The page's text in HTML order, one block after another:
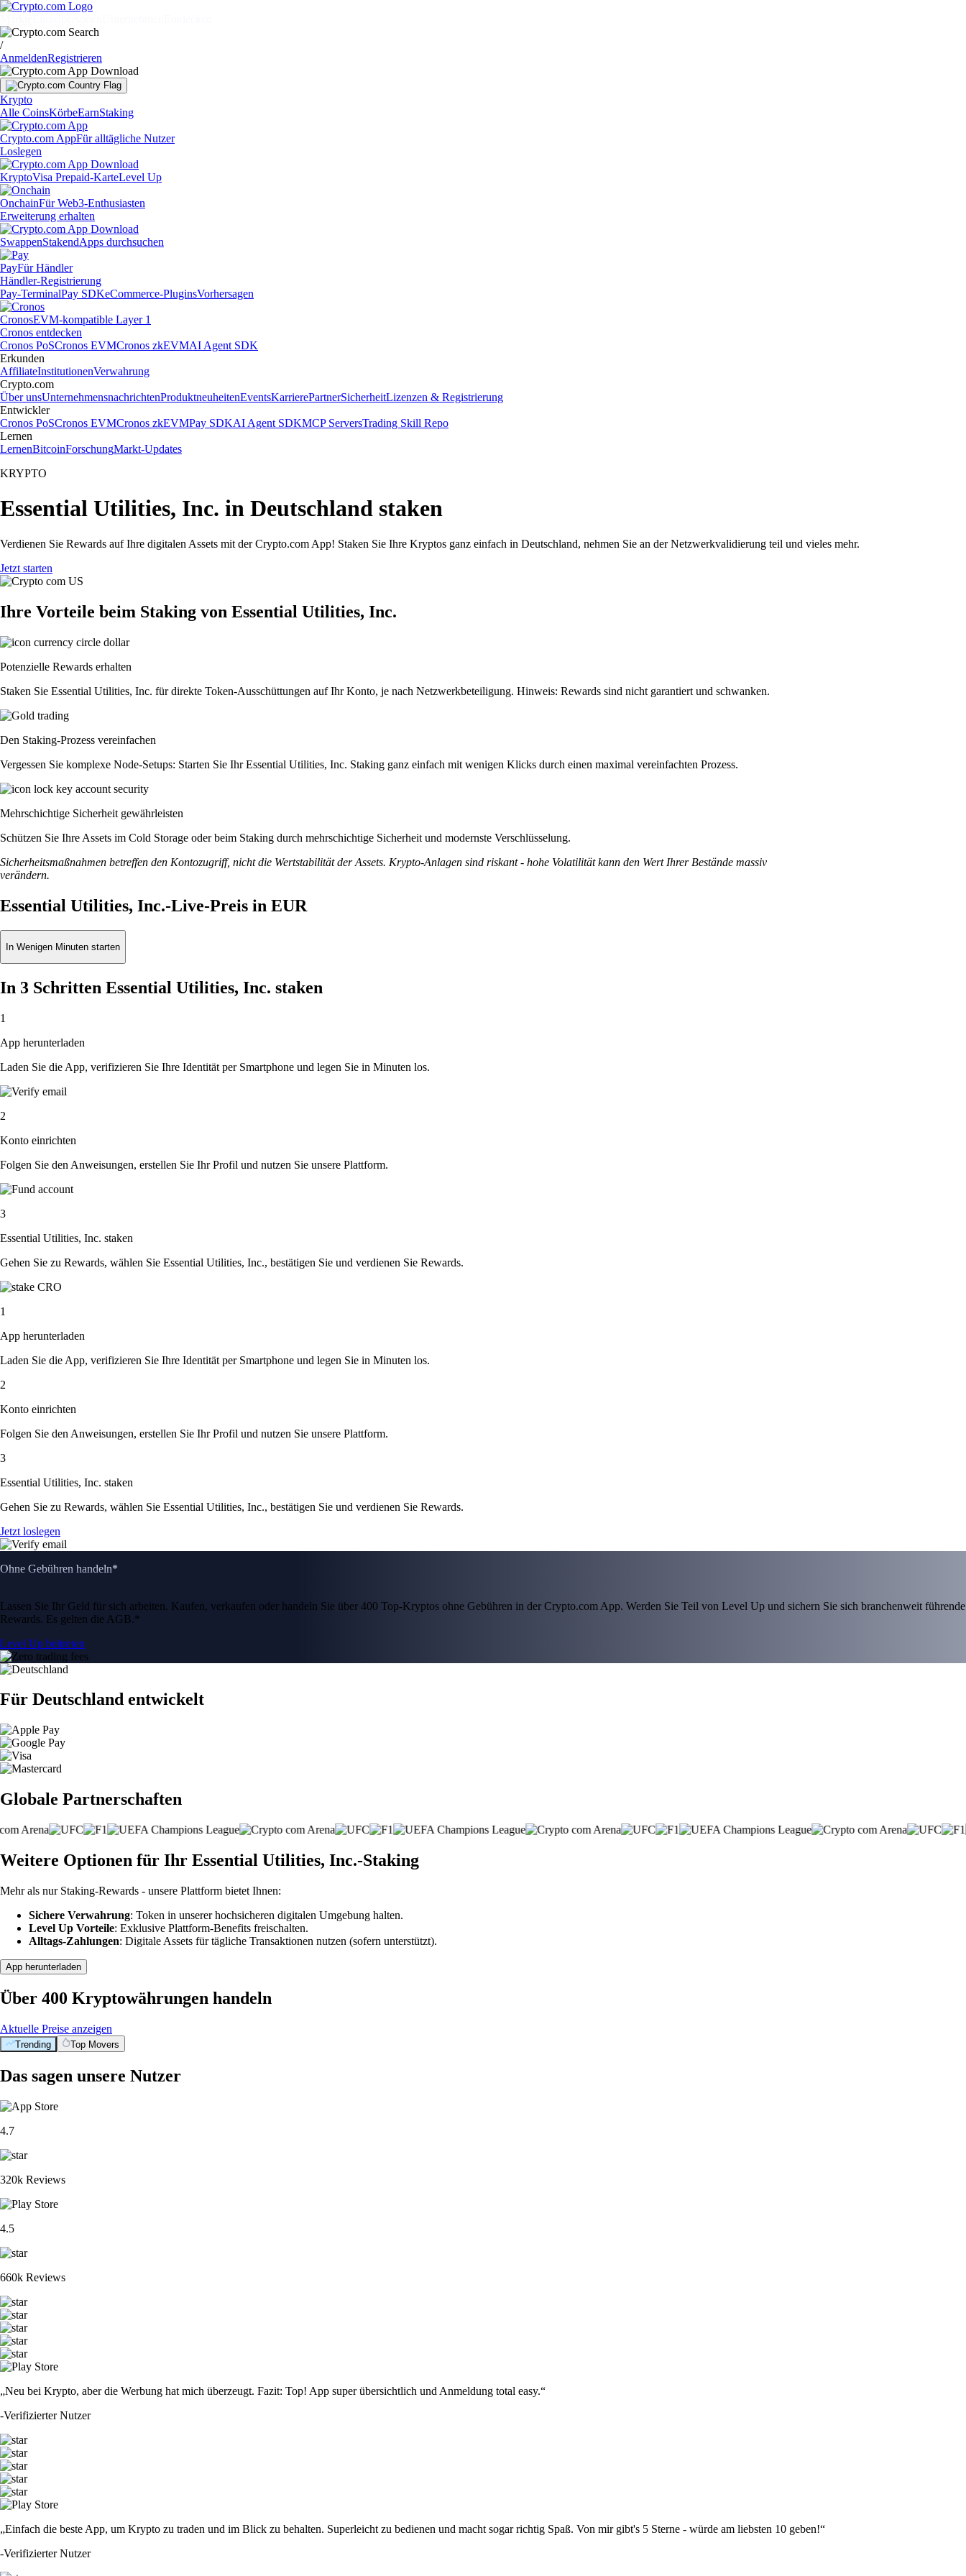
/
AnmeldenRegistrieren
Krypto
Alle CoinsKörbeEarnStaking
Crypto.com AppFür alltägliche Nutzer
Loslegen
KryptoVisa Prepaid-KarteLevel Up
OnchainFür Web3-Enthusiasten
Erweiterung erhalten
SwappenStakendApps durchsuchen
PayFür Händler
Händler-Registrierung
Pay-TerminalPay SDKeCommerce-PluginsVorhersagen
CronosEVM-kompatible Layer 1
Cronos entdecken
Cronos PoSCronos EVMCronos zkEVMAI Agent SDK
Erkunden
AffiliateInstitutionenVerwahrung
Crypto.com
Über unsUnternehmensnachrichtenProduktneuheitenEventsKarrierePartnerSicherheitLizenzen & Registrierung
Entwickler
Cronos PoSCronos EVMCronos zkEVMPay SDKAI Agent SDKMCP ServersTrading Skill Repo
Lernen
LernenBitcoinForschungMarkt-Updates
KRYPTO
Essential Utilities, Inc. in Deutschland staken
Verdienen Sie Rewards auf Ihre digitalen Assets mit der Crypto.com App! Staken Sie Ihre Kryptos ganz einfach in Deutschland, nehmen Sie an der Netzwerkvalidierung teil und vieles mehr.
Jetzt starten
Ihre Vorteile beim Staking von Essential Utilities, Inc.
Potenzielle Rewards erhalten
Staken Sie Essential Utilities, Inc. für direkte Token-Ausschüttungen auf Ihr Konto, je nach Netzwerkbeteiligung. Hinweis: Rewards sind nicht garantiert und schwanken.
Den Staking-Prozess vereinfachen
Vergessen Sie komplexe Node-Setups: Starten Sie Ihr Essential Utilities, Inc. Staking ganz einfach mit wenigen Klicks durch einen maximal vereinfachten Prozess.
Mehrschichtige Sicherheit gewährleisten
Schützen Sie Ihre Assets im Cold Storage oder beim Staking durch mehrschichtige Sicherheit und modernste Verschlüsselung.
Sicherheitsmaßnahmen betreffen den Kontozugriff, nicht die Wertstabilität der Assets. Krypto-Anlagen sind riskant - hohe Volatilität kann den Wert Ihrer Bestände massiv
verändern.
Essential Utilities, Inc.-Live-Preis in EUR
In Wenigen Minuten starten
In 3 Schritten Essential Utilities, Inc. staken
1
App herunterladen
Laden Sie die App, verifizieren Sie Ihre Identität per Smartphone und legen Sie in Minuten los.
2
Konto einrichten
Folgen Sie den Anweisungen, erstellen Sie Ihr Profil und nutzen Sie unsere Plattform.
3
Essential Utilities, Inc. staken
Gehen Sie zu Rewards, wählen Sie Essential Utilities, Inc., bestätigen Sie und verdienen Sie Rewards.
1
App herunterladen
Laden Sie die App, verifizieren Sie Ihre Identität per Smartphone und legen Sie in Minuten los.
2
Konto einrichten
Folgen Sie den Anweisungen, erstellen Sie Ihr Profil und nutzen Sie unsere Plattform.
3
Essential Utilities, Inc. staken
Gehen Sie zu Rewards, wählen Sie Essential Utilities, Inc., bestätigen Sie und verdienen Sie Rewards.
Jetzt loslegen
Ohne Gebühren handeln*
Lassen Sie Ihr Geld für sich arbeiten. Kaufen, verkaufen oder handeln Sie über 400 Top-Kryptos ohne Gebühren in der Crypto.com App. Werden Sie Teil von Level Up und sichern Sie sich branchenweit führende
Rewards. Es gelten die AGB.*
Level Up beitreten
Für Deutschland entwickelt
Globale Partnerschaften
Weitere Optionen für Ihr Essential Utilities, Inc.-Staking
Mehr als nur Staking-Rewards - unsere Plattform bietet Ihnen:
Sichere Verwahrung: Token in unserer hochsicheren digitalen Umgebung halten.
Level Up Vorteile: Exklusive Plattform-Benefits freischalten.
Alltags-Zahlungen: Digitale Assets für tägliche Transaktionen nutzen (sofern unterstützt).
App herunterladen
Über 400 Kryptowährungen handeln
Aktuelle Preise anzeigen
Trending Top Movers
Das sagen unsere Nutzer
4.7
320k Reviews
4.5
660k Reviews
„Neu bei Krypto, aber die Werbung hat mich überzeugt. Fazit: Top! App super übersichtlich und Anmeldung total easy.“
-Verifizierter Nutzer
„Einfach die beste App, um Krypto zu traden und im Blick zu behalten. Superleicht zu bedienen und macht sogar richtig Spaß. Von mir gibt's 5 Sterne - würde am liebsten 10 geben!“
-Verifizierter Nutzer